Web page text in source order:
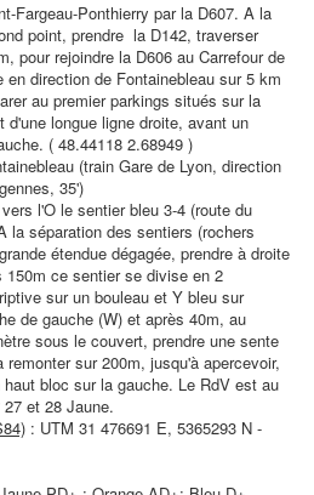
Fargeau-Ponthierry par la D607. A la
point, prendre la D142, traverser
pour rejoindre la D606 au Carrefour de
en direction de Fontainebleau sur 5 km
au premier parkings situés sur la
d'une longue ligne droite, avant un
( 48.44118 2.68949 )
(train Gare de Lyon, direction
35')
l'O le sentier bleu 3-4 (route du
la séparation des sentiers (rochers
étendue dégagée, prendre à droite
150m ce sentier se divise en 2
sur un bouleau et Y bleu sur
de gauche (W) et après 40m, au
sous le couvert, prendre une sente
sur 200m, jusqu'à apercevoir,
bloc sur la gauche. Le RdV est au
et 28 Jaune.
: UTM 31 476691 E, 5365293 N -